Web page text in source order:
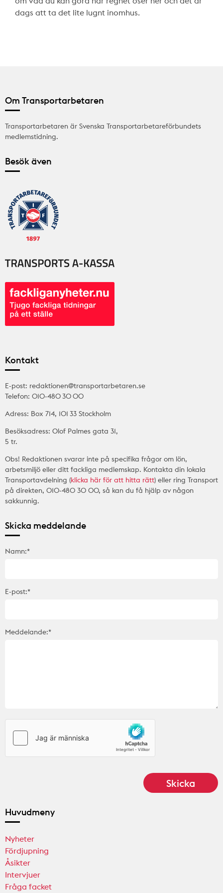
dags att ta det lite lugnt inomhus.
Om Transportarbetaren
Transportarbetaren är Svenska Transportarbetareförbundets
medlemstidning.
Besök även
Kontakt
E-post: redaktionen@transportarbetaren.se
Telefon: 010-480 30 00
Adress: Box 714, 101 33 Stockholm
Besöksadress: Olof Palmes gata 31,
5 tr.
Obs! Redaktionen svarar inte på specifika frågor om lön,
arbetsmiljö eller ditt fackliga medlemskap. Kontakta din lokala
Transportavdelning (klicka här för att hitta rätt) eller ring Transport
på direkten, 010-480 30 00, så kan du få hjälp av någon
sakkunnig.
Skicka meddelande
Namn:*
E-post:*
Meddelande:*
Huvudmeny
Nyheter
Fördjupning
Åsikter
Intervjuer
Fråga facket